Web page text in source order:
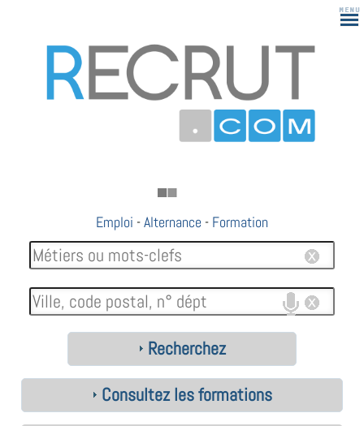
Emploi -Alternance - Formation
Recherchez
Consultez les formations